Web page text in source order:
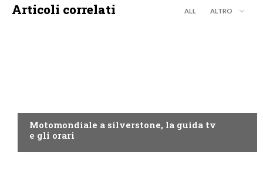
Articoli correlati ALL ALTRO
Motomondiale a silverstone, la guida tv
e gli orari